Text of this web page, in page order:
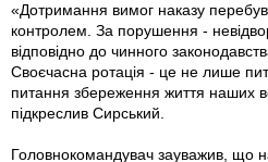
«Дотримання вимог наказу
контролем. За порушення -
відповідно до чинного
Своєчасна ротація - це не лише
питання збереження життя наших
підкреслив Сирський.
Головнокомандувач зауважив, що